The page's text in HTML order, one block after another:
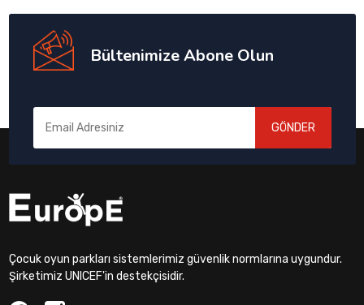
Bültenimize Abone Olun
GÖNDER
Çocuk oyun parkları sistemlerimiz güvenlik normlarına uygundur.
Şirketimiz UNICEF'in destekçisidir.